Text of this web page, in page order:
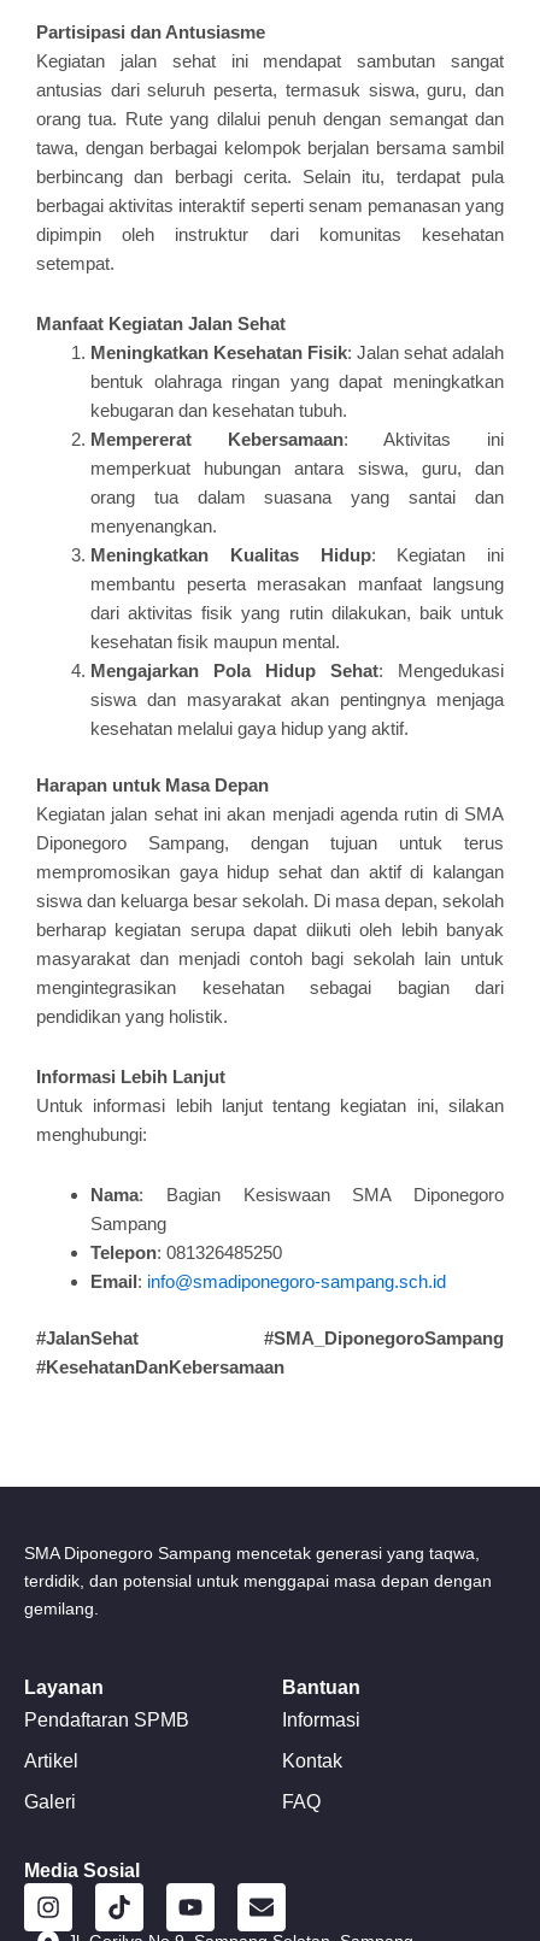
Partisipasi dan Antusiasme
Kegiatan jalan sehat ini mendapat sambutan sangat
antusias dari seluruh peserta, termasuk siswa, guru, dan
orang tua. Rute yang dilalui penuh dengan semangat dan
tawa, dengan berbagai kelompok berjalan bersama sambil
berbincang dan berbagi cerita. Selain itu, terdapat pula
berbagai aktivitas interaktif seperti senam pemanasan yang
dipimpin oleh instruktur dari komunitas kesehatan
setempat.
Manfaat Kegiatan Jalan Sehat
Meningkatkan Kesehatan Fisik: Jalan sehat adalah
bentuk olahraga ringan yang dapat meningkatkan
kebugaran dan kesehatan tubuh.
Mempererat Kebersamaan: Aktivitas ini
memperkuat hubungan antara siswa, guru, dan
orang tua dalam suasana yang santai dan
menyenangkan.
Meningkatkan Kualitas Hidup: Kegiatan ini
membantu peserta merasakan manfaat langsung
dari aktivitas fisik yang rutin dilakukan, baik untuk
kesehatan fisik maupun mental.
Mengajarkan Pola Hidup Sehat: Mengedukasi
siswa dan masyarakat akan pentingnya menjaga
kesehatan melalui gaya hidup yang aktif.
Harapan untuk Masa Depan
Kegiatan jalan sehat ini akan menjadi agenda rutin di SMA
Diponegoro Sampang, dengan tujuan untuk terus
mempromosikan gaya hidup sehat dan aktif di kalangan
siswa dan keluarga besar sekolah. Di masa depan, sekolah
berharap kegiatan serupa dapat diikuti oleh lebih banyak
masyarakat dan menjadi contoh bagi sekolah lain untuk
mengintegrasikan kesehatan sebagai bagian dari
pendidikan yang holistik.
Informasi Lebih Lanjut
Untuk informasi lebih lanjut tentang kegiatan ini, silakan
menghubungi:
Nama: Bagian Kesiswaan SMA Diponegoro
Sampang
Telepon: 081326485250
Email: info@smadiponegoro-sampang.sch.id
#JalanSehat #SMA_DiponegoroSampang
#KesehatanDanKebersamaan
PRESS
RELEASE
SMA Diponegoro Sampang mencetak generasi yang taqwa,
terdidik, dan potensial untuk menggapai masa depan dengan
gemilang.
Layanan
Pendaftaran SPMB
Artikel
Galeri
Bantuan
Informasi
Kontak
FAQ
Media Sosial
I
n
T
i
Y
o
E
n